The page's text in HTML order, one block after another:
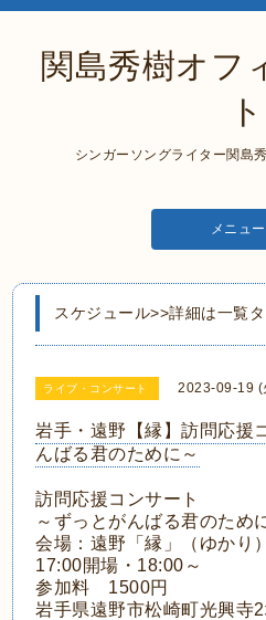
関島秀樹オフ
ト
シンガーソングライター関島
メニュー
スケジュール>>詳細は一覧
ライブ・コンサート 2023-09-19 (
岩手・遠野【縁】訪問応
んばる君のために～
訪問応援コンサート
～ずっとがんばる君のため
会場：遠野「縁」（ゆかり）
17:00開場・18:00～
参加料 1500円
岩手県遠野市松崎町光興寺